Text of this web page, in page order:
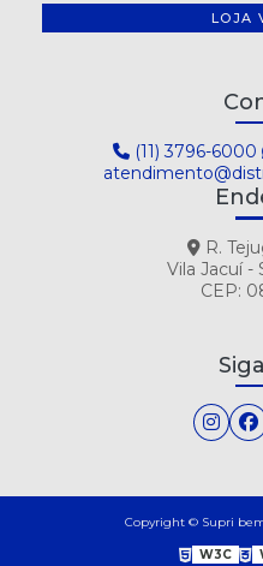
LOJA
(11) 3796-6000
R.
Vila Jacuí -
CEP:
Copyright © Supri bem
W3C